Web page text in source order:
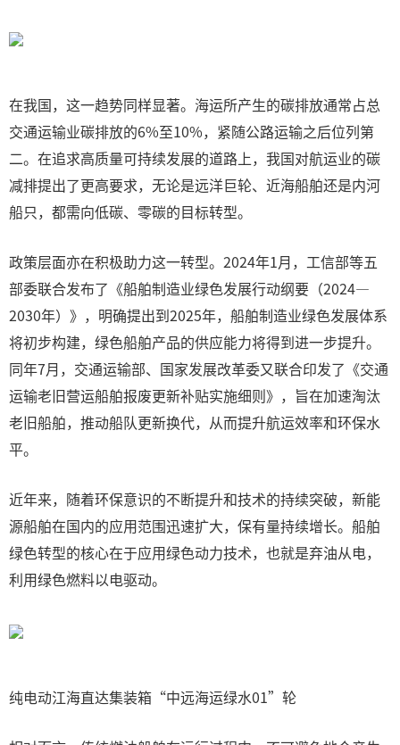
在我国，这一趋势同样显著。海运所产生的碳排放通常占总
交通运输业碳排放的6%至10%，紧随公路运输之后位列第
二。在追求高质量可持续发展的道路上，我国对航运业的碳
减排提出了更高要求，无论是远洋巨轮、近海船舶还是内河
船只，都需向低碳、零碳的目标转型。
政策层面亦在积极助力这一转型。2024年1月，工信部等五
部委联合发布了《船舶制造业绿色发展行动纲要（2024—
2030年）》，明确提出到2025年，船舶制造业绿色发展体系
将初步构建，绿色船舶产品的供应能力将得到进一步提升。
同年7月，交通运输部、国家发展改革委又联合印发了《交通
运输老旧营运船舶报废更新补贴实施细则》，旨在加速淘汰
老旧船舶，推动船队更新换代，从而提升航运效率和环保水
平。
近年来，随着环保意识的不断提升和技术的持续突破，新能
源船舶在国内的应用范围迅速扩大，保有量持续增长。船舶
绿色转型的核心在于应用绿色动力技术，也就是弃油从电，
利用绿色燃料以电驱动。
纯电动江海直达集装箱“中远海运绿水01”轮